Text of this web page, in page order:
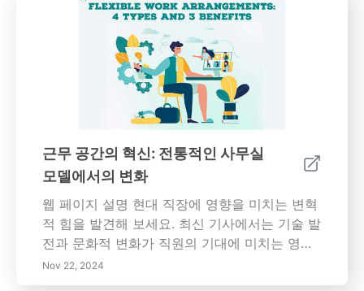
신체적 및 정신적 건강에 미치는 긍정적 영향을
알아보세요. 더 풍요롭고 균형 잡힌 삶을 위한 마
음챙김을 기르는 여정에 동참하세요.
근무 공간의 혁신: 전통적인 사무실
모델에서의 변화
웹 페이지 설명 현대 직장에 영향을 미치는 변혁
적 힘을 발견해 보세요. 최신 기사에서는 기술 발
전과 문화적 변화가 직원의 기대에 미치는 영향
을 탐구하며, 원격 및 유연한 근무 방식의 부각을
강조합니다. 조직이 새로운 기술에 적응하고 직
Nov 22, 2024